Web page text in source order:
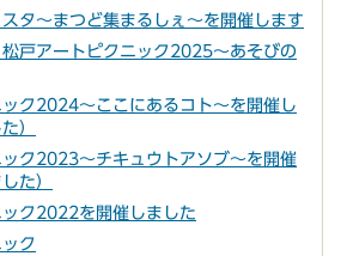
タ～まつど集まるしぇ～を開催します
松戸アートピクニック2025～あそびの
ク2024～ここにあるコト～を開催し
）
ク2023～チキュウトアソブ～を開催
た）
ク2022を開催しました
ク